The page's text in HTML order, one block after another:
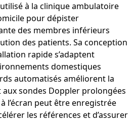
utilisé à la clinique ambulatoire
pour dépister
des membres inférieurs
des patients. Sa conception
rapide s’adaptent
domestiques
automatisés améliorent la
sondes Doppler prolongées
l’écran peut être enregistrée
les références et d’assurer